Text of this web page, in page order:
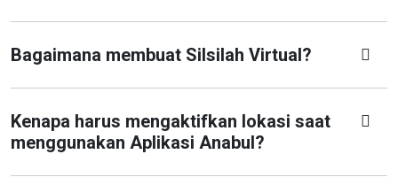
Bagaimana membuat Silsilah Virtual?
Kenapa harus mengaktifkan lokasi saat
menggunakan Aplikasi Anabul?